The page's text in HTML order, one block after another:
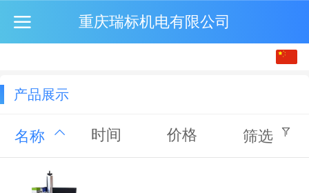
重庆瑞标机电有限公司
产品展示
名称 时间 价格 筛选